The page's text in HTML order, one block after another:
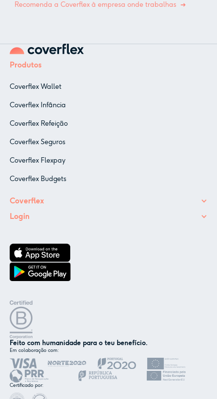
Recomenda a Coverflex à empresa onde trabalhas
Produtos
Coverflex Wallet
Coverflex Infância
Coverflex Refeição
Coverflex Seguros
Coverflex Flexpay
Coverflex Budgets
Coverflex
Login
Feito com humanidade para o teu benefício.
Em colaboração com:
Certificado por:
Nós e os nossos parceiros usamos cookies ou
tecnologias semelhantes, conforme
mencionado na